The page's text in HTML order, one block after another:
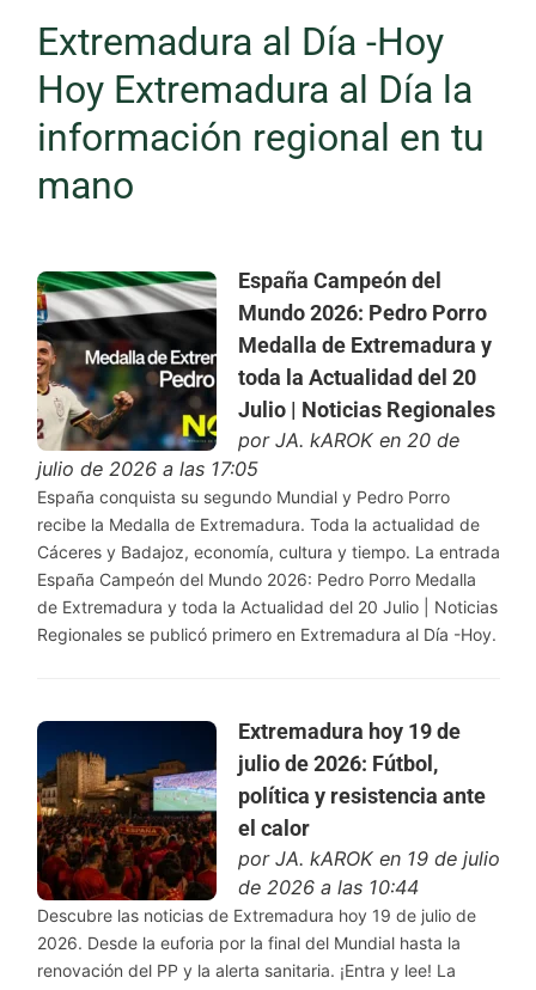
Extremadura al Día -Hoy
Hoy Extremadura al Día la
información regional en tu
mano
España Campeón del
Mundo 2026: Pedro Porro
Medalla de Extremadura y
toda la Actualidad del 20
Julio | Noticias Regionales
por JA. kAROKen 20 de
julio de 2026 a las 17:05
España conquista su segundo Mundial y Pedro Porro
recibe la Medalla de Extremadura. Toda la actualidad de
Cáceres y Badajoz, economía, cultura y tiempo. La entrada
España Campeón del Mundo 2026: Pedro Porro Medalla
de Extremadura y toda la Actualidad del 20 Julio | Noticias
Regionales se publicó primero en Extremadura al Día -Hoy.
Extremadura hoy 19 de
julio de 2026: Fútbol,
política y resistencia ante
el calor
por JA. kAROKen 19 de julio
de 2026 a las 10:44
Descubre las noticias de Extremadura hoy 19 de julio de
2026. Desde la euforia por la final del Mundial hasta la
renovación del PP y la alerta sanitaria. ¡Entra y lee! La